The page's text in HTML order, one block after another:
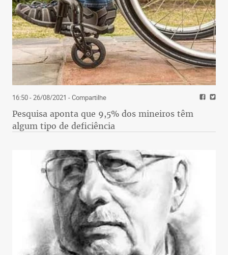
16:50 - 26/08/2021 - Compartilhe
Pesquisa aponta que 9,5% dos mineiros têm
algum tipo de deficiência